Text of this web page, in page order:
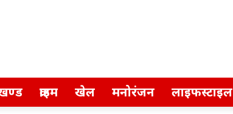
क्राइम खेल मनोरंजन लाइफस्टाइल